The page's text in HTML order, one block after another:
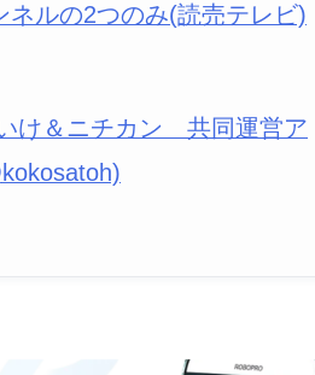
ルの2つのみ(読売テレビ)
け＆ニチカン 共同運営ア